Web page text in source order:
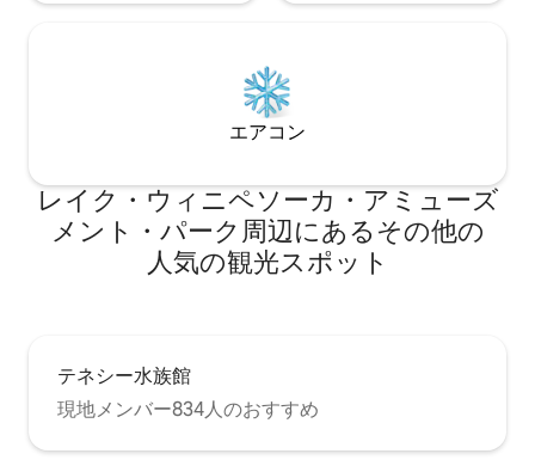
エアコン
レイク・ウィニペソーカ・アミューズ
メント・パーク⁠周⁠辺⁠に⁠あ⁠るそ⁠の⁠他⁠の
人⁠気⁠の観⁠光⁠ス⁠ポ⁠ッ⁠ト
テネシー水族館
現地メンバー834人のおすすめ